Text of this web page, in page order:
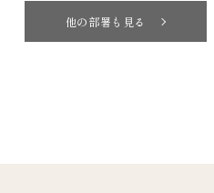
他の部署も見る